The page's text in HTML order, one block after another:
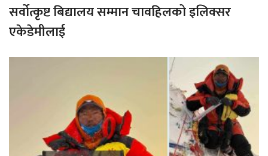
सर्वोत्कृष्ट बिद्यालय सम्मान चावहिलको इलिक्सर
एकेडेमीलाई